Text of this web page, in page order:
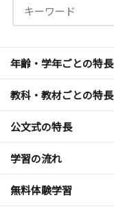
年齢・学年ごとの特長
教科・教材ごとの特長
公文式の特長
学習の流れ
無料体験学習